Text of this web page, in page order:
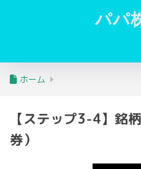
パパ
ホーム
【ステップ3-4】銘
券）